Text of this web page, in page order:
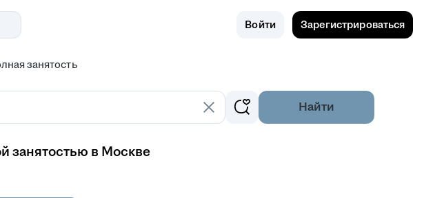
Войти Зарегистрироваться
занятость
Найти
занятостью в Москве